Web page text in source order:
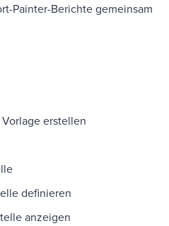
Painter-Berichte gemeinsam
erstellen
definieren
anzeigen